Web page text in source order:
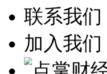
联系我们
加入我们